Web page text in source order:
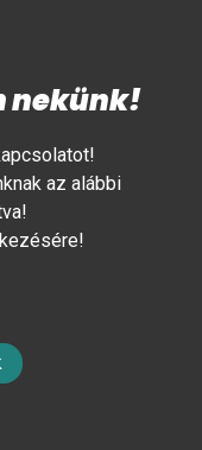
nekünk!
az alábbi